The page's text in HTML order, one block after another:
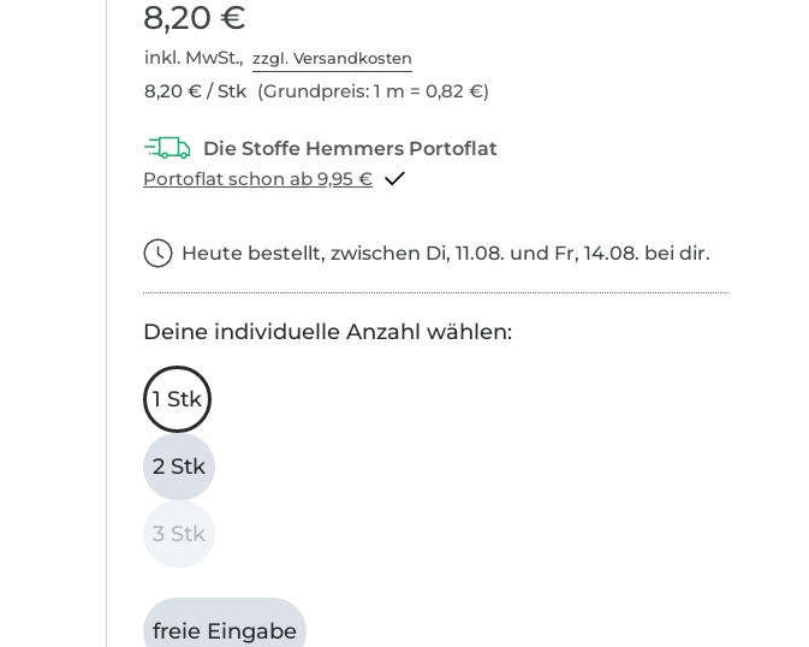
8,20 €
inkl. MwSt.,zzgl. Versandkosten
8,20 € / Stk (Grundpreis: 1 m = 0,82 €)
Portoflat schon ab 9,95 €
Heute bestellt, zwischen Di, 11.08. und Fr, 14.08. bei dir.
Deine individuelle Anzahl wählen:
1 Stk
2 Stk
3 Stk
freie Eingabe